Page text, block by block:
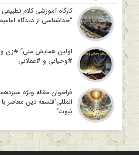
کارگاه آموزشی کلام
“خداشناسی از دیدگاه
اولین همایش ملی” #زن
#وحیانی و #عقلانی
فراخوان مقاله ویژه
المللی’فلسفه دین
نبوت”